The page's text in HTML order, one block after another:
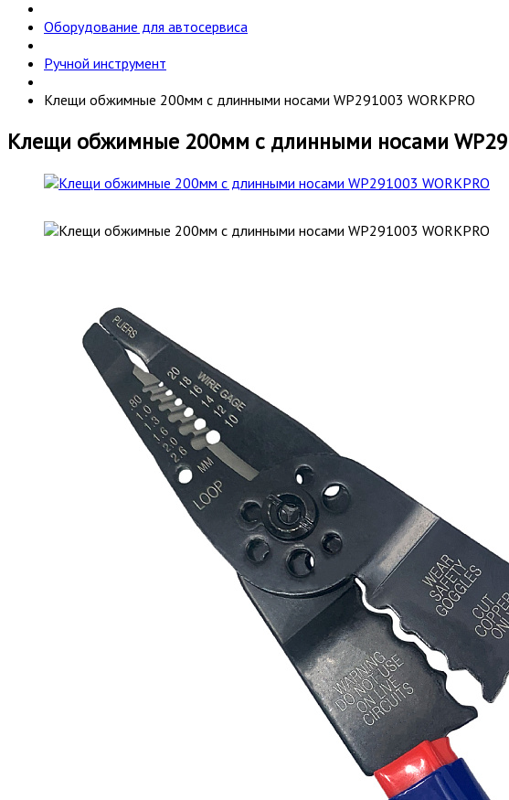
Оборудование для автосервиса
Ручной инструмент
Клещи обжимные 200мм с длинными носами WP291003 WORKPRO
Клещи обжимные 200мм с длинными носами